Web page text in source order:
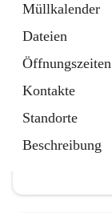
Müllkalender
Dateien
Öffnungszeiten
Kontakte
Standorte
Beschreibung